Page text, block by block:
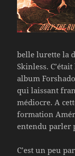
belle lurette la
Skinless.
album
qui laissant
médiocre. A
formation
entendu parler
C’est un peu